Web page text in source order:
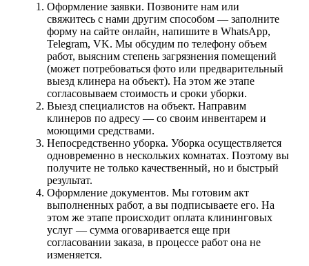
Оформление заявки. Позвоните нам или
свяжитесь с нами другим способом — заполните
форму на сайте онлайн, напишите в WhatsApp,
Telegram, VK. Мы обсудим по телефону объем
работ, выясним степень загрязнения помещений
(может потребоваться фото или предварительный
выезд клинера на объект). На этом же этапе
согласовываем стоимость и сроки уборки.
Выезд специалистов на объект. Направим
клинеров по адресу — со своим инвентарем и
моющими средствами.
Непосредственно уборка. Уборка осуществляется
одновременно в нескольких комнатах. Поэтому вы
получите не только качественный, но и быстрый
результат.
Оформление документов. Мы готовим акт
выполненных работ, а вы подписываете его. На
этом же этапе происходит оплата клининговых
услуг — сумма оговаривается еще при
согласовании заказа, в процессе работ она не
изменяется.